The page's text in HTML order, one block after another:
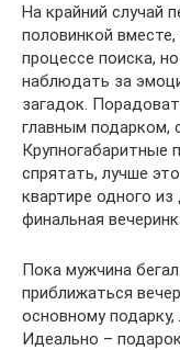
На крайний случай
половинкой
процессе поиска,
наблюдать за
загадок.
главным подарком,
Крупногабаритные
спрятать, лучше
квартире одного из
финальная
Пока мужчина
приближаться
основному
Идеально –